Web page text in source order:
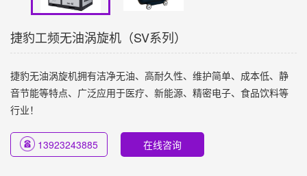
捷豹工频无油涡旋机（SV系列）
捷豹无油涡旋机拥有洁净无油、高耐久性、维护简单、成本低、静
音节能等特点、广泛应用于医疗、新能源、精密电子、食品饮料等
行业！
13923243885 在线咨询